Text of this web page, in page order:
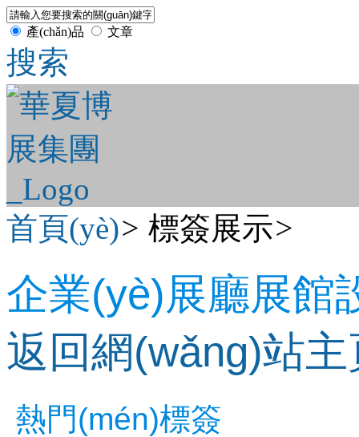
產(chǎn)品 文章
搜索
首頁(yè)> 標簽展示>
企業(yè)展廳展館
返回網(wǎng)站
熱門(mén)標簽